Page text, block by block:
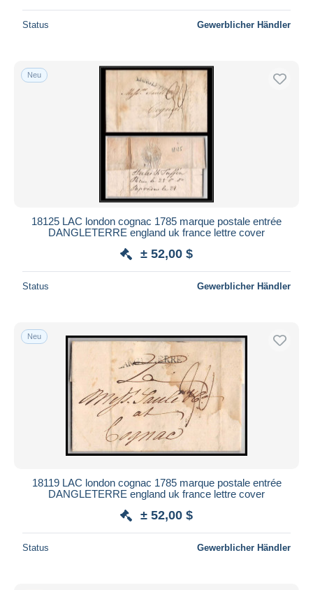
Preis
Kostenloser Versand
PayPal
Banküberweisung
Mastercard
Bancontact
Maestro
Gesamte Auswahl aufheben
Wohnsitz des Verkäufers
Übernehmen
Status Gewerblicher Händler
Neu
18125 LAC london cognac 1785 marque postale entrée
DANGLETERRE england uk france lettre cover
± 52,00 $
Status Gewerblicher Händler
Neu
18119 LAC london cognac 1785 marque postale entrée
DANGLETERRE england uk france lettre cover
± 52,00 $
Status Gewerblicher Händler